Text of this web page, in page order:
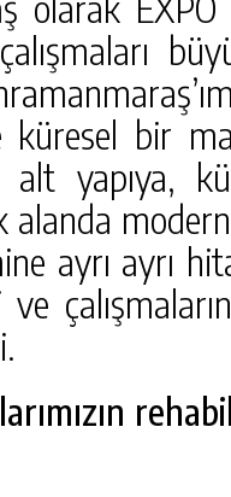
küresel bir
alt yapıya,
alanda
ayrı ayrı